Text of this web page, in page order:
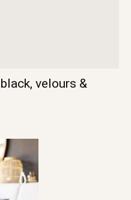
velours &